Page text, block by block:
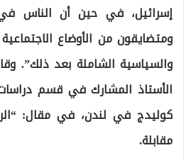
إسرائيل، في حين أن الناس في
ومتضايقون من الأوضاع
والسياسية الشاملة بعد ذلك”.
الأستاذ المشارك في قسم
كوليدج في لندن، في مقال:
مقابلة.